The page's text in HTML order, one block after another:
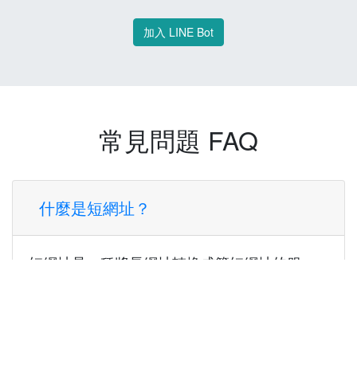
加入 LINE Bot
常見問題 FAQ
什麼是短網址？
短網址是一種將長網址轉換成簡短網址的服